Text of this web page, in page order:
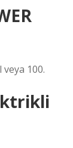
veya 100.